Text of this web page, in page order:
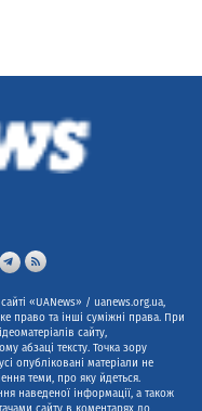
«UANews» / uanews.org.ua,
право та інші суміжні права. При
сайту,
абзаці тексту. Точка зору
опубліковані матеріали не
теми, про яку йдеться.
наведеної інформації, а також